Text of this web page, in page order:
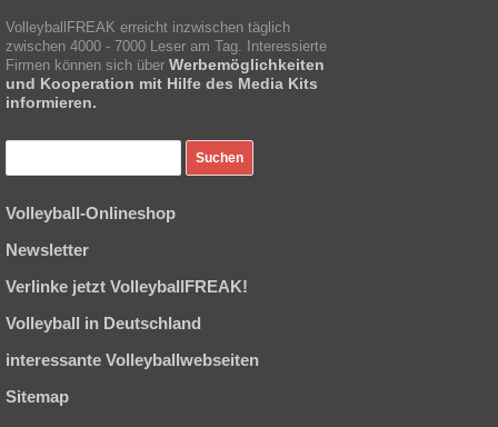
VolleyballFREAK erreicht inzwischen täglich
zwischen 4000 - 7000 Leser am Tag. Interessierte
Firmen können sich über Werbemöglichkeiten
und Kooperation mit Hilfe des Media Kits
informieren.
Volleyball-Onlineshop
Newsletter
Verlinke jetzt VolleyballFREAK!
Volleyball in Deutschland
interessante Volleyballwebseiten
Sitemap